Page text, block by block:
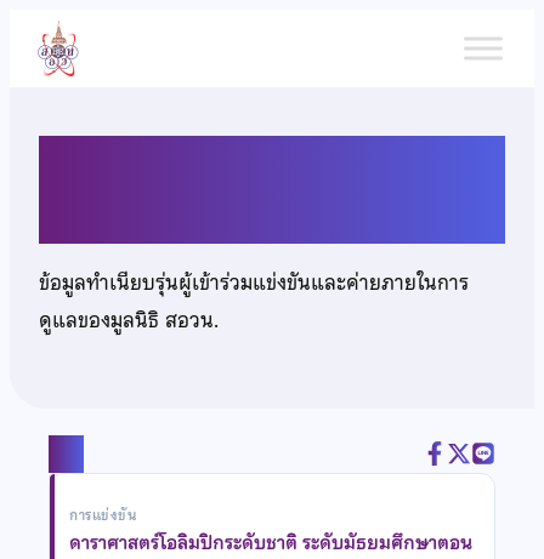
เนื้อหา
ข้อมูลทำเนียบรุ่นผู้เข้าร่วมแข่งขันและค่ายภายในการ
ดูแลของมูลนิธิ สอวน.
การแข่งขัน
ดาราศาสตร์โอลิมปิกระดับชาติ ระดับมัธยมศึกษาตอน